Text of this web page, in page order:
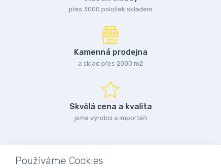
přes 3000 položek skladem
Kamenná prodejna
a sklad přes 2000 m2
Skvělá cena a kvalita
jsme výrobci a importéři
Používáme Cookies